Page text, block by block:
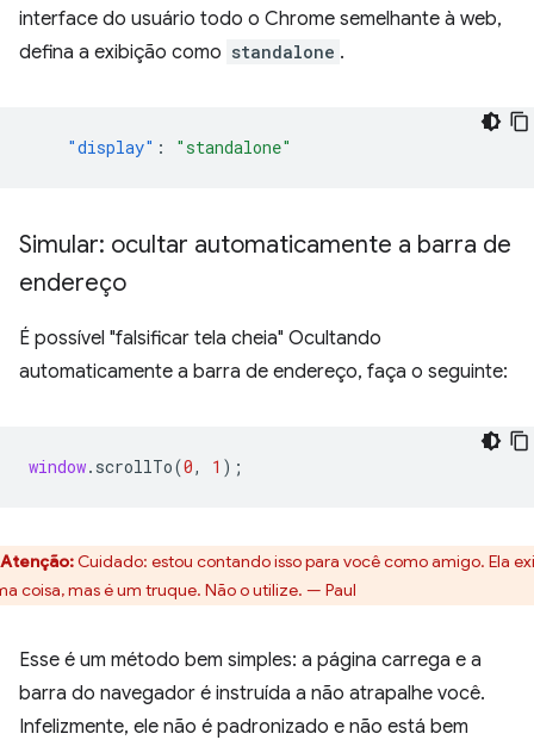
interface do usuário todo o Chrome semelhante à web,
defina a exibição como standalone .
"display" : "standalone"
Simular: ocultar automaticamente a barra de
endereço
É possível "falsificar tela cheia" Ocultando
automaticamente a barra de endereço, faça o seguinte:
window. scrollTo(0, 1 );
Atenção:Cuidado: estou contando isso para você como amigo. Ela
coisa, mas é um truque. Não o utilize. — Paul
Esse é um método bem simples: a página carrega e a
barra do navegador é instruída a não atrapalhe você.
Infelizmente, ele não é padronizado e não está bem